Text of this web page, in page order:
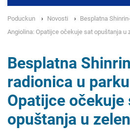
Poduckun Novosti
Besplatna
Angiolina: Opatijce očekuje sat opuštanja u
Besplatna
radionica u
Opatijce očekuje
opuštanja u